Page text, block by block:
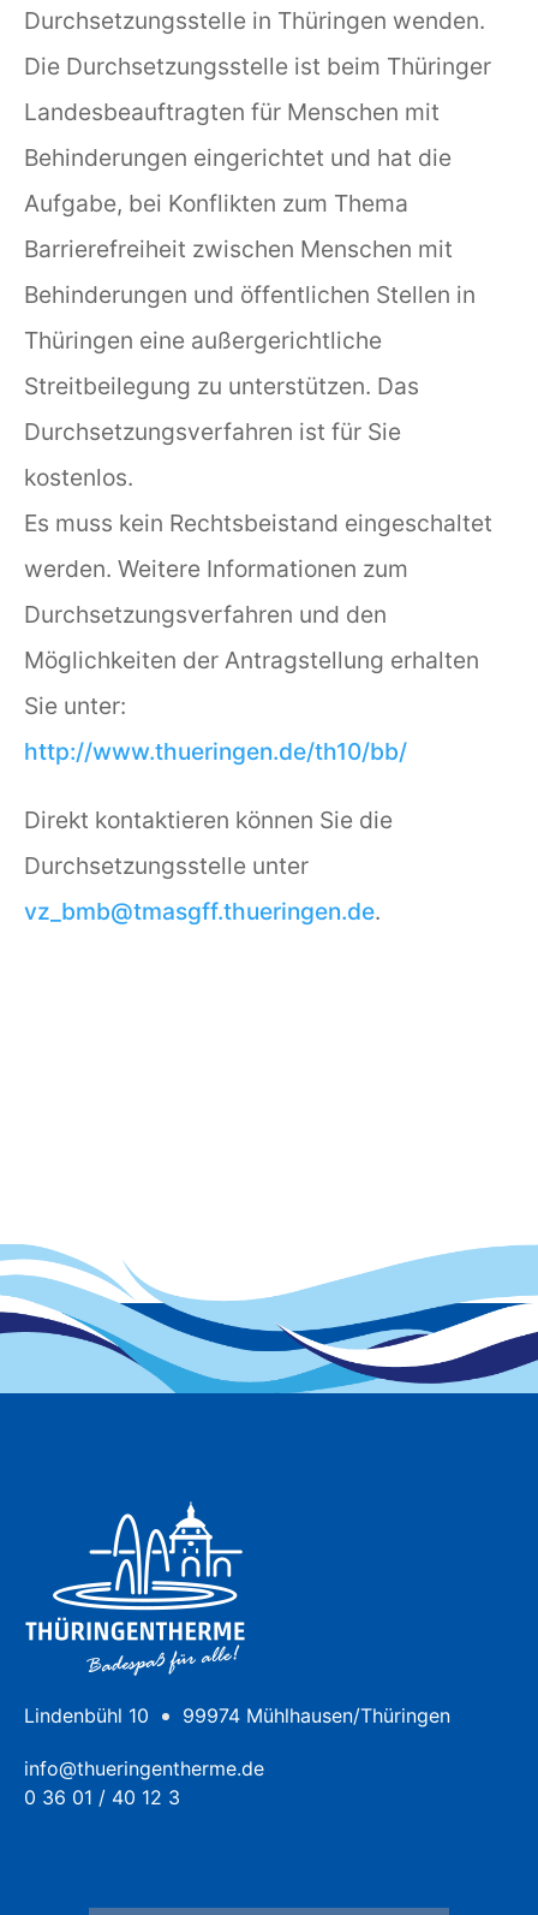
Durchsetzungsstelle in Thüringen wenden.
Die Durchsetzungsstelle ist beim Thüringer
Landesbeauftragten für Menschen mit
Behinderungen eingerichtet und hat die
Aufgabe, bei Konflikten zum Thema
Barrierefreiheit zwischen Menschen mit
Behinderungen und öffentlichen Stellen in
Thüringen eine außergerichtliche
Streitbeilegung zu unterstützen. Das
Durchsetzungsverfahren ist für Sie
kostenlos.
Es muss kein Rechtsbeistand eingeschaltet
werden. Weitere Informationen zum
Durchsetzungsverfahren und den
Möglichkeiten der Antragstellung erhalten
Sie unter:
http://www.thueringen.de/th10/bb/
Direkt kontaktieren können Sie die
Durchsetzungsstelle unter
vz_bmb@tmasgff.thueringen.de.
Lindenbühl 10 99974 Mühlhausen/Thüringen
info@thueringentherme.de
0 36 01 / 40 12 3